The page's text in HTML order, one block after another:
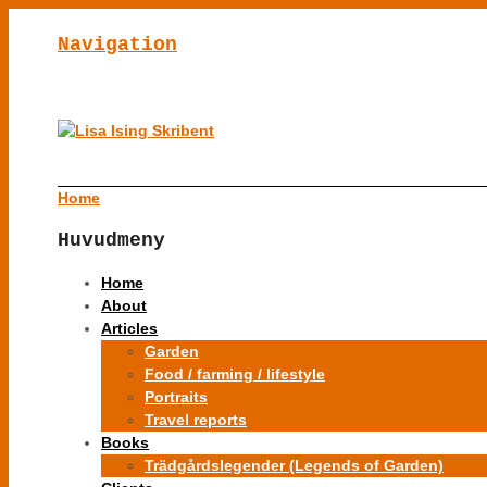
Navigation
Home
Huvudmeny
Home
About
Articles
Garden
Food / farming / lifestyle
Portraits
Travel reports
Books
Trädgårdslegender (Legends of Garden)